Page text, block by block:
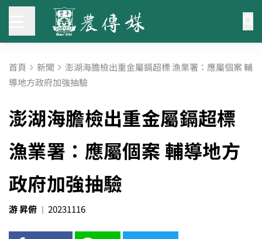
首頁 新聞 澎湖海膽檢出重金屬鎘超標 漁業署：應屬個案 輔
導地方政府加強抽驗
澎湖海膽檢出重金屬鎘超標
漁業署：應屬個案 輔導地方
政府加強抽驗
游 昇俯 20231116